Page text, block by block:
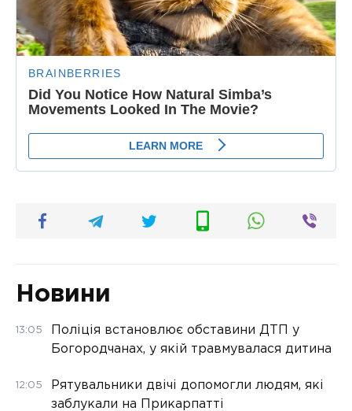
Новини
13:05
Поліція встановлює обставини ДТП у
Богородчанах, у якій травмувалася дитина
12:05
Рятувальники двічі допомогли людям, які
заблукали на Прикарпатті